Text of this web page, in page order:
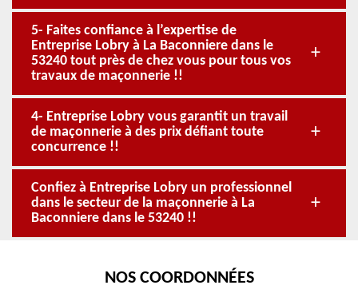
5- Faites confiance à l’expertise de
Entreprise Lobry à La Baconniere dans le
53240 tout près de chez vous pour tous vos
travaux de maçonnerie !!
4- Entreprise Lobry vous garantit un travail
de maçonnerie à des prix défiant toute
concurrence !!
Confiez à Entreprise Lobry un professionnel
dans le secteur de la maçonnerie à La
Baconniere dans le 53240 !!
NOS COORDONNÉES